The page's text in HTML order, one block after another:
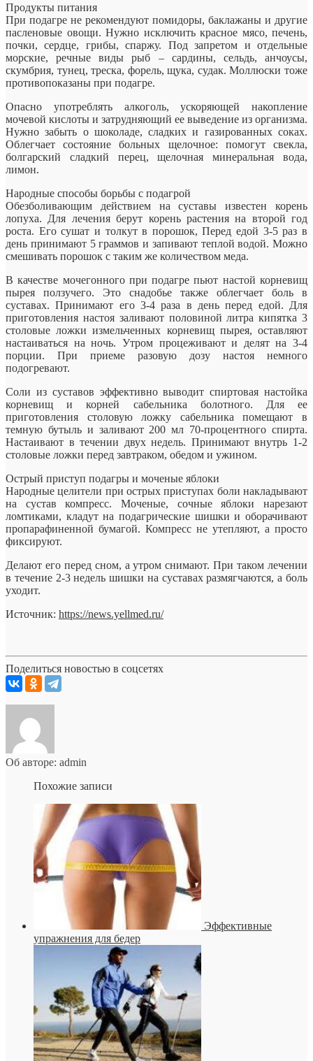
Продукты питания
При подагре не рекомендуют помидоры, баклажаны и другие
пасленовые овощи. Нужно исключить красное мясо, печень,
почки, сердце, грибы, спаржу. Под запретом и отдельные
морские, речные виды рыб – сардины, сельдь, анчоусы,
скумбрия, тунец, треска, форель, щука, судак. Моллюски тоже
противопоказаны при подагре.
Опасно употреблять алкоголь, ускоряющей накопление
мочевой кислоты и затрудняющий ее выведение из организма.
Нужно забыть о шоколаде, сладких и газированных соках.
Облегчает состояние больных щелочное: помогут свекла,
болгарский сладкий перец, щелочная минеральная вода,
лимон.
Народные способы борьбы с подагрой
Обезболивающим действием на суставы известен корень
лопуха. Для лечения берут корень растения на второй год
роста. Его сушат и толкут в порошок, Перед едой 3-5 раз в
день принимают 5 граммов и запивают теплой водой. Можно
смешивать порошок с таким же количеством меда.
В качестве мочегонного при подагре пьют настой корневищ
пырея ползучего. Это снадобье также облегчает боль в
суставах. Принимают его 3-4 раза в день перед едой. Для
приготовления настоя заливают половиной литра кипятка 3
столовые ложки измельченных корневищ пырея, оставляют
настаиваться на ночь. Утром процеживают и делят на 3-4
порции. При приеме разовую дозу настоя немного
подогревают.
Соли из суставов эффективно выводит спиртовая настойка
корневищ и корней сабельника болотного. Для ее
приготовления столовую ложку сабельника помещают в
темную бутыль и заливают 200 мл 70-процентного спирта.
Настаивают в течении двух недель. Принимают внутрь 1-2
столовые ложки перед завтраком, обедом и ужином.
Острый приступ подагры и моченые яблоки
Народные целители при острых приступах боли накладывают
на сустав компресс. Моченые, сочные яблоки нарезают
ломтиками, кладут на подагрические шишки и оборачивают
пропарафиненной бумагой. Компресс не утепляют, а просто
фиксируют.
Делают его перед сном, а утром снимают. При таком лечении
в течение 2-3 недель шишки на суставах размягчаются, а боль
уходит.
Источник: https://news.yellmed.ru/
Поделиться новостью в соцсетях
Об авторе: admin
Похожие записи
Эффективные
упражнения для бедер